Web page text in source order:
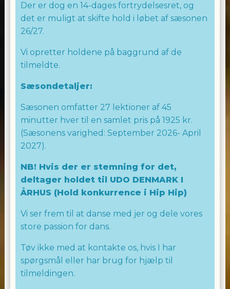
Der er dog en 14-dages fortrydelsesret, og
det er muligt at skifte hold i løbet af sæsonen
26/27.
Vi opretter holdene på baggrund af de
tilmeldte.
Sæsondetaljer:
Sæsonen omfatter 27 lektioner af 45
minutter hver til en samlet pris på 1925 kr.
(Sæsonens varighed: September 2026- April
2027).
NB! Hvis der er stemning for det,
deltager holdet til UDO DENMARK I
ÅRHUS (Hold konkurrence i Hip Hip)
Vi ser frem til at danse med jer og dele vores
store passion for dans.
Tøv ikke med at kontakte os, hvis I har
spørgsmål eller har brug for hjælp til
tilmeldingen.